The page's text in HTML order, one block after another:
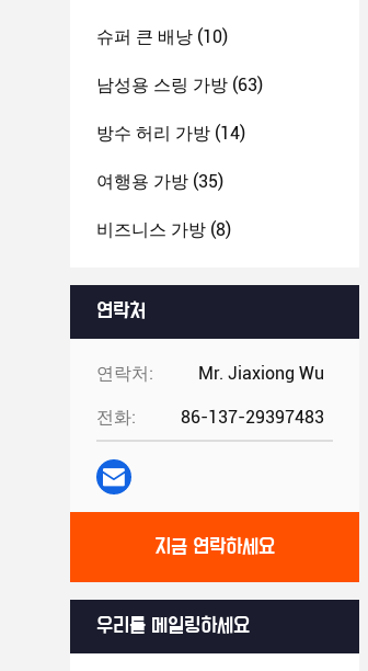
슈퍼 큰 배낭 (10)
남성용 스링 가방 (63)
방수 허리 가방 (14)
여행용 가방 (35)
비즈니스 가방 (8)
연락처
연락처: Mr. Jiaxiong Wu
전화: 86-137-29397483
지금 연락하세요
우리를 메일링하세요